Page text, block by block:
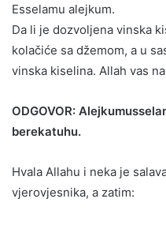
Esselamu alejkum.
Da li je dozvoljena vinska
kolačiće sa džemom, a u
vinska kiselina. Allah vas
ODGOVOR:
berekatuhu.
Hvala Allahu i neka je
vjerovjesnika, a zatim: